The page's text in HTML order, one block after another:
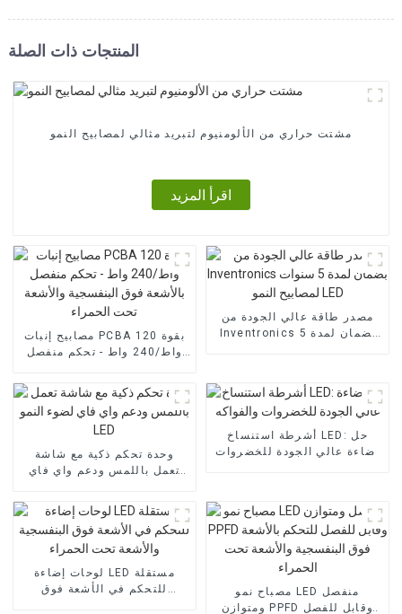
المنتجات ذات الصلة
مشتت حراري من الألومنيوم لتبريد مثالي لمصابيح النمو
اقرأ المزيد
مصابيح إنبات PCBA بقوة 120
واط/240 واط - تحكم منفصل
مصدر طاقة عالي الجودة من
Inventronics بضمان لمدة 5
وحدة تحكم ذكية مع شاشة
تعمل باللمس ودعم واي فاي
أشرطة استنساخ LED: حل
إضاءة عالي الجودة للخضروات
لوحات إضاءة LED مستقلة
للتحكم في الأشعة فوق
مصباح نمو LED منفصل
ومتوازن PPFD وقابل للفصل